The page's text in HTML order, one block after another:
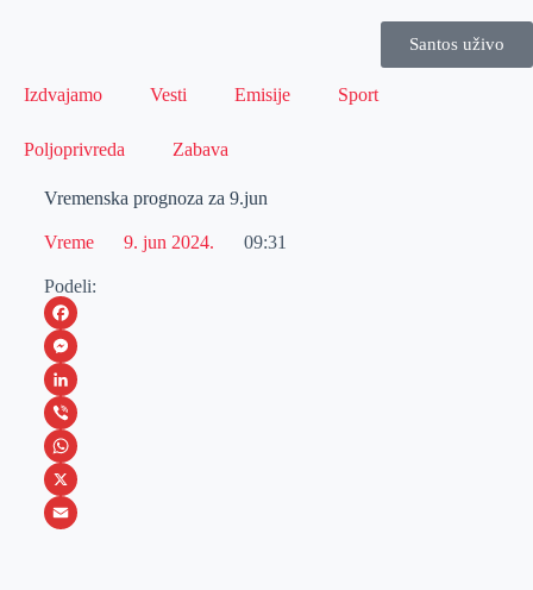
Santos uživo
Izdvajamo Vesti Emisije Sport
Poljoprivreda Zabava
Vremenska prognoza za 9.jun
Vreme 9. jun 2024. 09:31
Podeli:
F
a
c
e
b
o
M
e
s
s
e
L
i
n
k
V
i
b
W
h
X